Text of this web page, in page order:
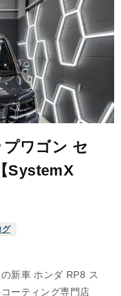
ワゴン セ
SystemX
グ
新車 ホンダ RP8 ス
ーティング専門店